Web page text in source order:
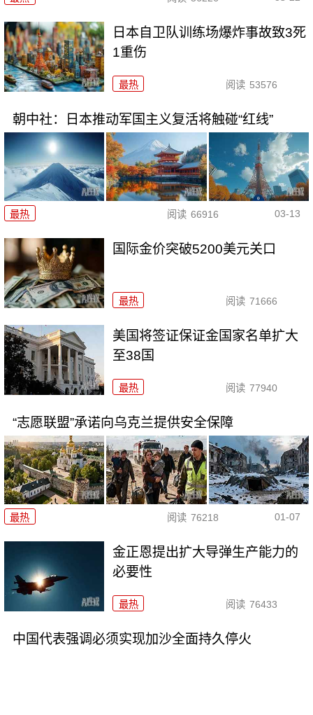
日本自卫队训练场爆炸事故致3死
1重伤
最热 阅读 53576
朝中社：日本推动军国主义复活将触碰“红线”
最热 阅读 66916 03-13
国际金价突破5200美元关口
最热 阅读 71666
美国将签证保证金国家名单扩大
至38国
最热 阅读 77940
“志愿联盟”承诺向乌克兰提供安全保障
最热 阅读 76218 01-07
金正恩提出扩大导弹生产能力的
必要性
最热 阅读 76433
中国代表强调必须实现加沙全面持久停火